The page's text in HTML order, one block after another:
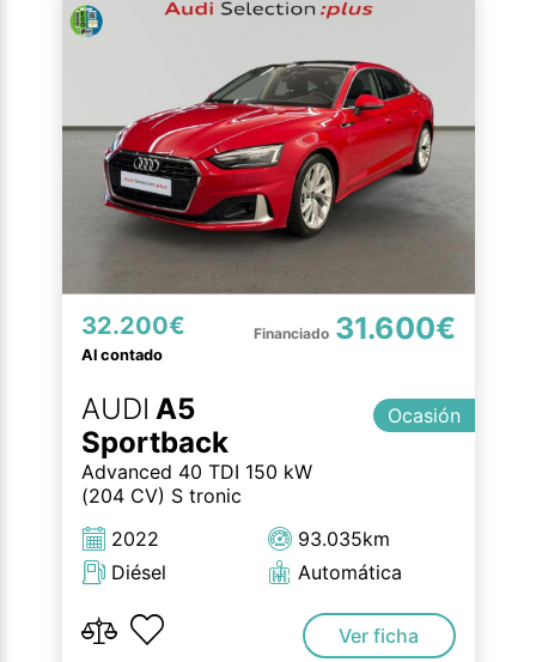
32.200€
Al contado
31.600€
AUDI A5
Sportback
Advanced 40 TDI 150 kW
(204 CV) S tronic
Ocasión
2022
Diésel
93.035km
Automática
Ver ficha